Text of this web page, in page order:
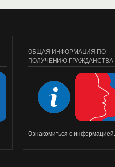
ОБЩАЯ ИНФОРМАЦИЯ ПО
ПОЛУЧЕНИЮ ГРАЖДАНСТВА
Ознакомиться с